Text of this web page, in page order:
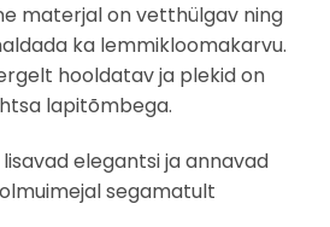
materjal on vetthülgav ning
ka lemmikloomakarvu.
hooldatav ja plekid on
lapitõmbega.
elegantsi ja annavad
segamatult